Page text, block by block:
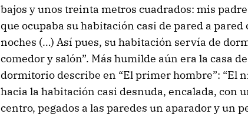
bajos y unos treinta metros cuadrados: mis
que ocupaba su habitación casi de pared a
noches (…) Así pues, su habitación servía de
comedor y salón”. Más humilde aún era la casa
dormitorio describe en “El primer hombre”: “El
hacia la habitación casi desnuda, encalada, con
centro, pegados a las paredes un aparador y un